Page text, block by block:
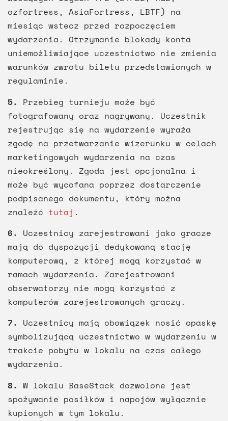
ozfortress, AsiaFortress, LBTF) na
miesiąc wstecz przed rozpoczęciem
wydarzenia. Otrzymanie blokady konta
uniemożliwiające uczestnictwo nie zmienia
warunków zwrotu biletu przedstawionych w
regulaminie.
5. Przebieg turnieju może być
fotografowany oraz nagrywany. Uczestnik
rejestrując się na wydarzenie wyraża
zgodę na przetwarzanie wizerunku w celach
marketingowych wydarzenia na czas
nieokreślony. Zgoda jest opcjonalna i
może być wycofana poprzez dostarczenie
podpisanego dokumentu, który można
znaleźć tutaj .
6. Uczestnicy zarejestrowani jako gracze
mają do dyspozycji dedykowaną stację
komputerową, z której mogą korzystać w
ramach wydarzenia. Zarejestrowani
obserwatorzy nie mogą korzystać z
komputerów zarejestrowanych graczy.
7. Uczestnicy mają obowiązek nosić opaskę
symbolizującą uczestnictwo w wydarzeniu w
trakcie pobytu w lokalu na czas całego
wydarzenia.
8. W lokalu BaseStack dozwolone jest
spożywanie posiłków i napojów wyłącznie
kupionych w tym lokalu.